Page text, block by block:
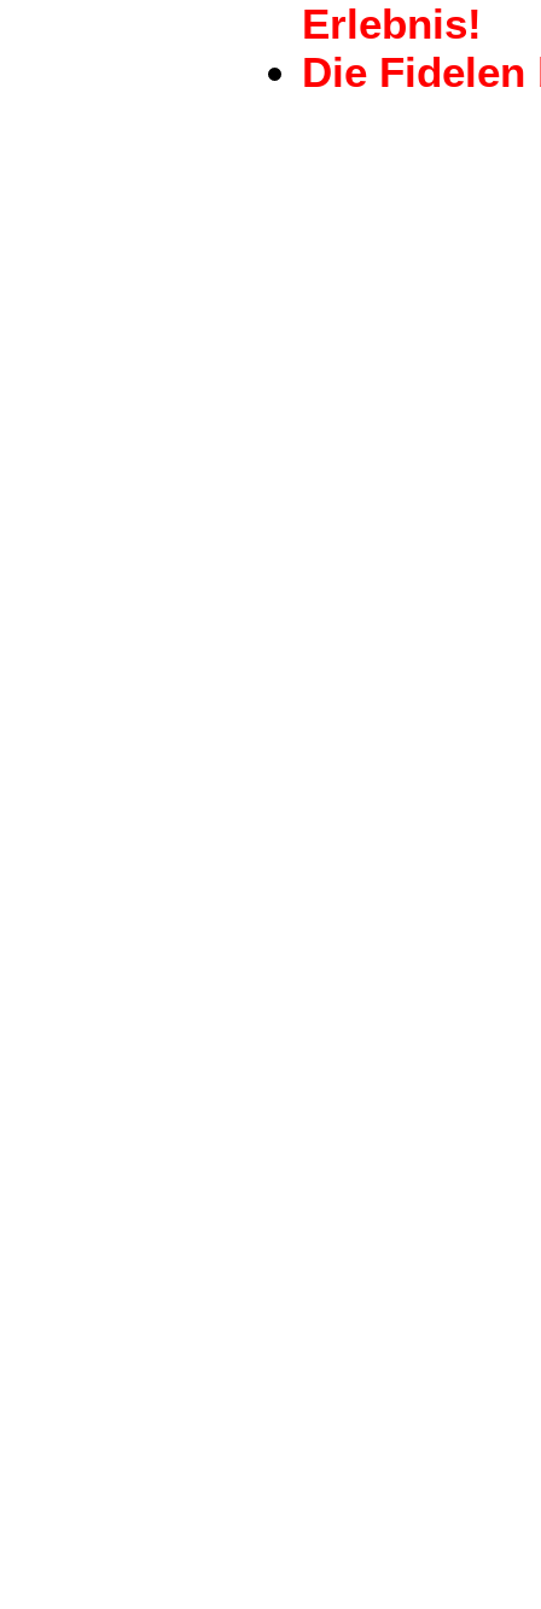
Erlebnis!
Die